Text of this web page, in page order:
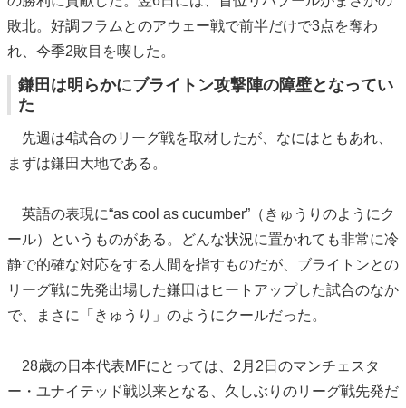
敗北。好調フラムとのアウェー戦で前半だけで3点を奪わ
れ、今季2敗目を喫した。
鎌田は明らかにブライトン攻撃陣の障壁となってい
た
先週は4試合のリーグ戦を取材したが、なにはともあれ、
まずは鎌田大地である。
英語の表現に“as cool as cucumber”（きゅうりのようにク
ール）というものがある。どんな状況に置かれても非常に冷
静で的確な対応をする人間を指すものだが、ブライトンとの
リーグ戦に先発出場した鎌田はヒートアップした試合のなか
で、まさに「きゅうり」のようにクールだった。
28歳の日本代表MFにとっては、2月2日のマンチェスタ
ー・ユナイテッド戦以来となる、久しぶりのリーグ戦先発だ